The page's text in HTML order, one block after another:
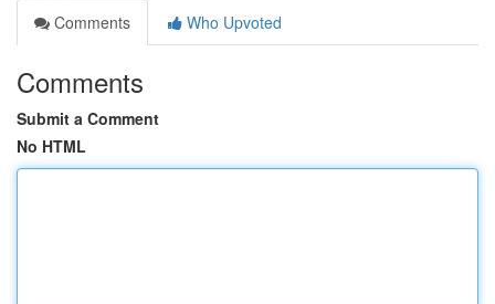
Comments
Who Upvoted
Comments
Submit a Comment
No HTML